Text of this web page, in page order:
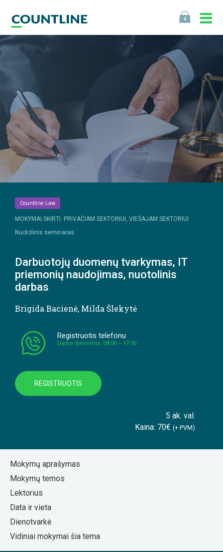
0
Countline Law
MOKYMAI SKIRTI: PRIVAČIAM SEKTORIUI, VIEŠAJAM SEKTORIUI
Nuotolinis seminaras.
Darbuotojų duomenų tvarkymas, IT
priemonių naudojimas, nuotolinis
darbas
Brigida Bacienė, Milda Šlekytė
Registruotis telefonu
Darbo dienomis: 08:00 – 17:00
REGISTRUOTIS
5 ak. val.
Kaina: 70€ (+ PVM)
Mokymų aprašymas
Mokymų temos
Lektorius
Data ir vieta
Dienotvarkė
Vidiniai mokymai šia tema